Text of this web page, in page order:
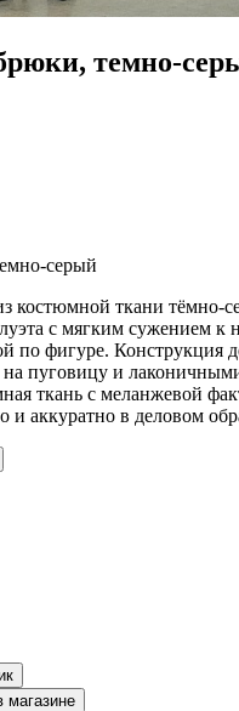
темно-
серый
костюмной ткани тёмно-
с мягким сужением к
по фигуре. Конструкция
на пуговицу и
ткань с меланжевой
и аккуратно в деловом
магазине